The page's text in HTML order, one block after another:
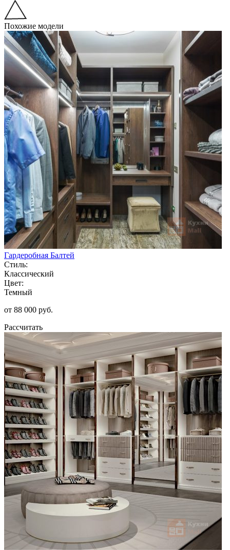
Похожие модели
Гардеробная Балтей
Стиль:
Классический
Цвет:
Темный
от 88 000 руб.
Рассчитать